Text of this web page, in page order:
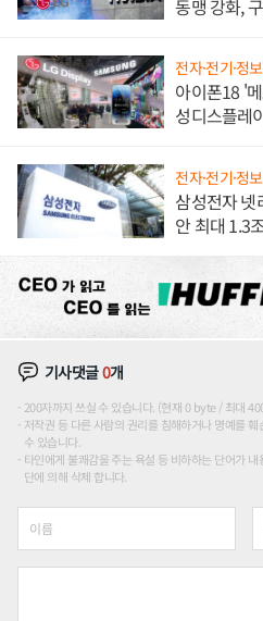
동맹 강화,
전자·전기·정
아이폰18 '
성디스플레
전자·전기·정
삼성전자 넷
안 최대 1.3
기사댓글0개
200자까지 쓰실 수 있습니다. (현재 0 byte / 최대
저작권 등 다른 사람의 권리를 침해하거나 명예를
수 있습니다.
타인에게 불쾌감을 주는 욕설 등 비하하는 단어가
단에 의해 삭제 합니다.